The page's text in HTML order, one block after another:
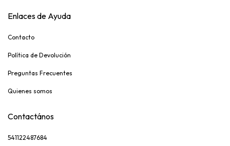
Enlaces de Ayuda
Contacto
Política de Devolución
Preguntas Frecuentes
Quienes somos
Contactános
541122487684